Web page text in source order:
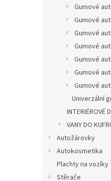
Gumové
Gumové
Gumové
Gumové
Gumové
Gumové
Gumové
Univerzální
INTERIÉROVÉ
VANY DO
Autožárovky
Autokosmetika
Plachty na vozíky
Stěrače